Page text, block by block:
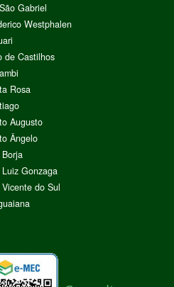
Gabriel
Westphalen
de Castilhos
Rosa
Augusto
Ângelo
Gonzaga
do Sul